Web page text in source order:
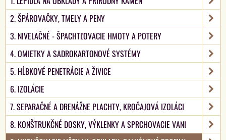
2. ŠPÁROVAČKY, TMELY A PENY
3. NIVELAČNÉ - ŠPACHTĽOVACIE HMOTY A POTERY
4. OMIETKY A SADROKARTONOVÉ SYSTÉMY
5. HĹBKOVÉ PENETRÁCIE A ŽIVICE
6. IZOLÁCIE
7. SEPARAČNÉ A DRENÁŽNE PLACHTY, KROČAJOVÁ IZOLÁCI
8. KONŠTRUKČNÉ DOSKY, VÝKLENKY A SPRCHOVACIE VANI